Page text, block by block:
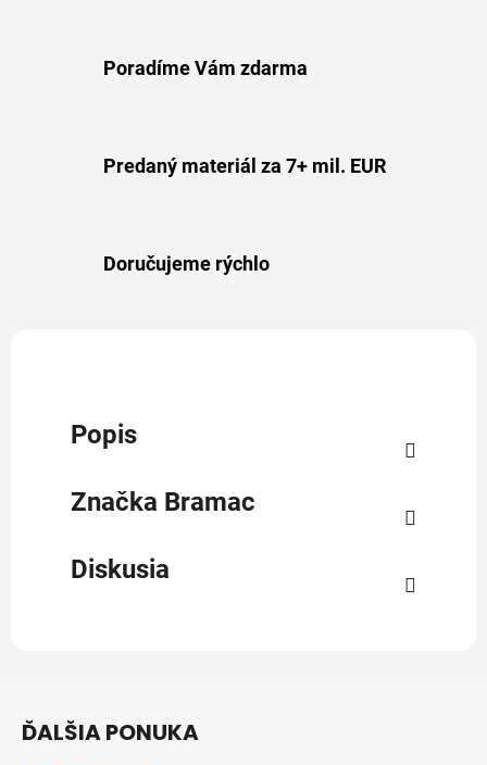
Poradíme Vám zdarma
Predaný materiál za 7+ mil. EUR
Doručujeme rýchlo
Popis
Značka Bramac
Diskusia
ĎALŠIA PONUKA